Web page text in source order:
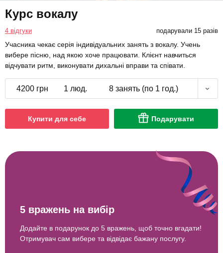
Курс вокалу
4 відгуки подарували 15 разів
Учасника чекає серія індивідуальних занять з вокалу. Учень
вибере пісню, над якою хоче працювати. Клієнт навчиться
відчувати ритм, виконувати дихальні вправи та співати.
4200 грн 1 люд. 8 занять (по 1 год.)
Купити для себе Подарувати
5 вражень на вибір
Додайте в подарунок до 5 вражень, щоб точно вгадати!
Отримувач сам вибере та відвідає бажану послугу.